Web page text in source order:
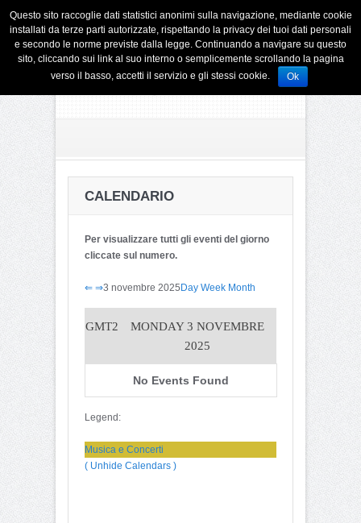
CALENDARIO
Per visualizzare tutti gli eventi del giorno
cliccate sul numero.
⇐ ⇒3 novembre 2025Day Week Month
GMT2
MONDAY 3 NOVEMBRE
2025
No Events Found
Legend:
Musica e Concerti
( Unhide Calendars )
Questo sito raccoglie dati statistici anonimi sulla navigazione, mediante cookie
installati da terze parti autorizzate, rispettando la privacy dei tuoi dati personali
e secondo le norme previste dalla legge. Continuando a navigare su questo
sito, cliccando sui link al suo interno o semplicemente scrollando la pagina
verso il basso, accetti il servizio e gli stessi cookie.
Ok